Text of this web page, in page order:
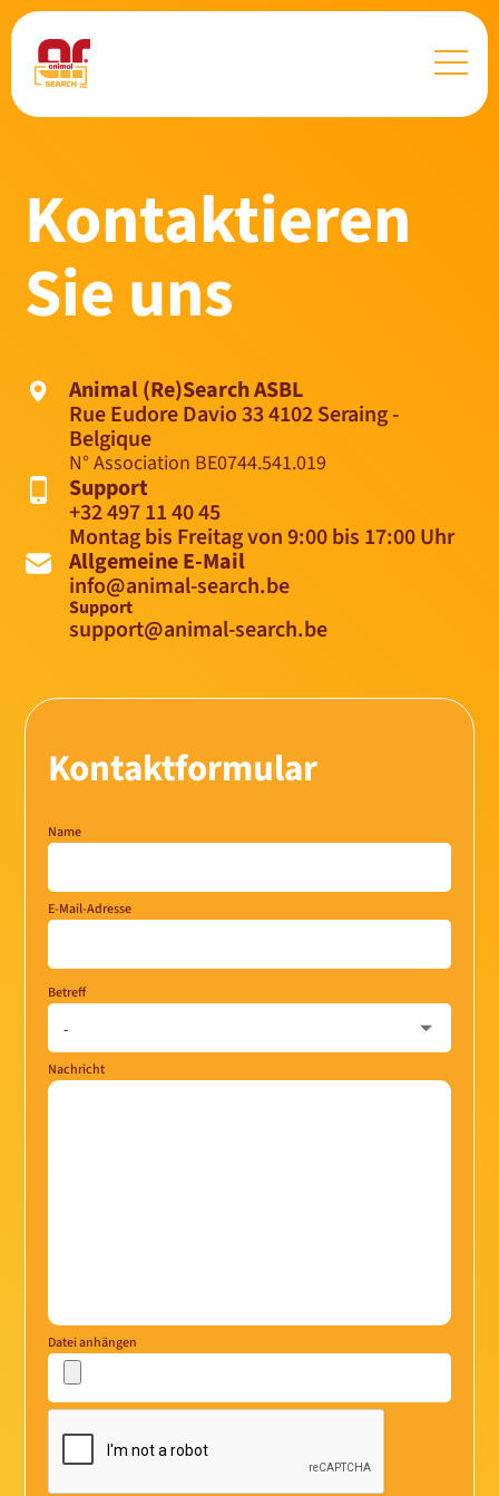
Kontaktieren
Sie uns
Animal (Re)Search ASBL
Rue Eudore Davio 33 4102 Seraing -
Belgique
N° Association BE0744.541.019
Support
+32 497 11 40 45
Montag bis Freitag von 9:00 bis 17:00 Uhr
Allgemeine E-Mail
info@animal-search.be
Support
support@animal-search.be
Kontaktformular
Name
E-Mail-Adresse
Betreff
Nachricht
Datei anhängen